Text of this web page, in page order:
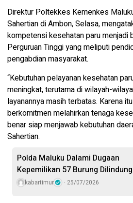
Direktur Poltekkes Kemenkes
Sahertian di Ambon, Selasa,
kompetensi kesehatan paru menjadi
Perguruan Tinggi yang meliputi
pengabdian masyarakat.
“Kebutuhan pelayanan kesehatan
meningkat, terutama di wilayah-
layanannya masih terbatas. Karena
berkomitmen melahirkan tenaga
benar siap menjawab kebutuhan
Sahertian.
Polda Maluku Dalami Dugaan
Kepemilikan 57 Burung
kabartimur 25/07/2026